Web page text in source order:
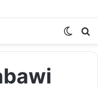
Switch